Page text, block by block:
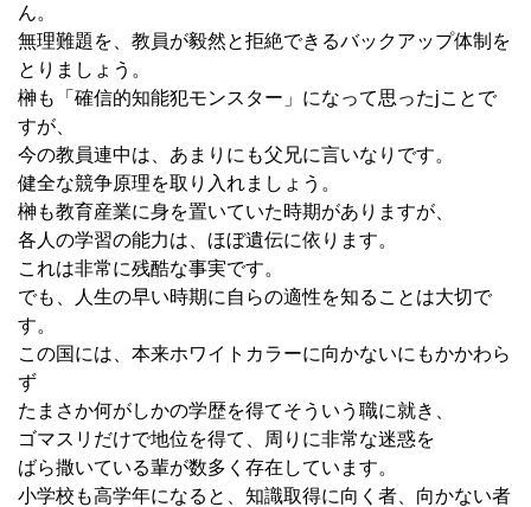
ん。
無理難題を、教員が毅然と拒絶できるバックアップ体制を
とりましょう。
榊も「確信的知能犯モンスター」になって思ったjことで
すが、
今の教員連中は、あまりにも父兄に言いなりです。
健全な競争原理を取り入れましょう。
榊も教育産業に身を置いていた時期がありますが、
各人の学習の能力は、ほぼ遺伝に依ります。
これは非常に残酷な事実です。
でも、人生の早い時期に自らの適性を知ることは大切で
す。
この国には、本来ホワイトカラーに向かないにもかかわら
ず
たまさか何がしかの学歴を得てそういう職に就き、
ゴマスリだけで地位を得て、周りに非常な迷惑を
ばら撒いている輩が数多く存在しています。
小学校も高学年になると、知識取得に向く者、向かない者